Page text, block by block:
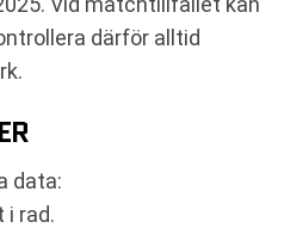
därför alltid
data:
i rad.